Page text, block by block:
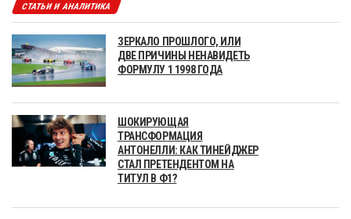
СТАТЬИ И АНАЛИТИКА
ЗЕРКАЛО ПРОШЛОГО, ИЛИ
ДВЕ ПРИЧИНЫ НЕНАВИДЕТЬ
ФОРМУЛУ 1 1998 ГОДА
ШОКИРУЮЩАЯ
ТРАНСФОРМАЦИЯ
АНТОНЕЛЛИ: КАК ТИНЕЙДЖЕР
СТАЛ ПРЕТЕНДЕНТОМ НА
ТИТУЛ В Ф1?